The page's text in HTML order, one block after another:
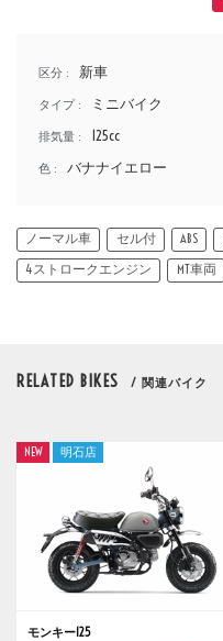
区分 : 新車
タイプ : ミニバイク
排気量 : 125cc
色 : バナナイエロー
ノーマル車 セル付 ABS
4ストロークエンジン
MT車両
RELATED BIKES / 関連バイク
モンキー125
NEW 明石店